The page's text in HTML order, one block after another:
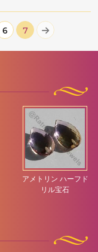
6 7
アメトリン ハーフド
リル宝石